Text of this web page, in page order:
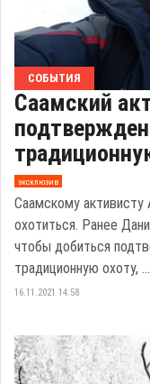
СОБЫТИЯ
Саамский
эксклюзив
Саамскому
охотиться. Ранее
чтобы добиться
традиционную охоту, ...
16.11.2021 14:58